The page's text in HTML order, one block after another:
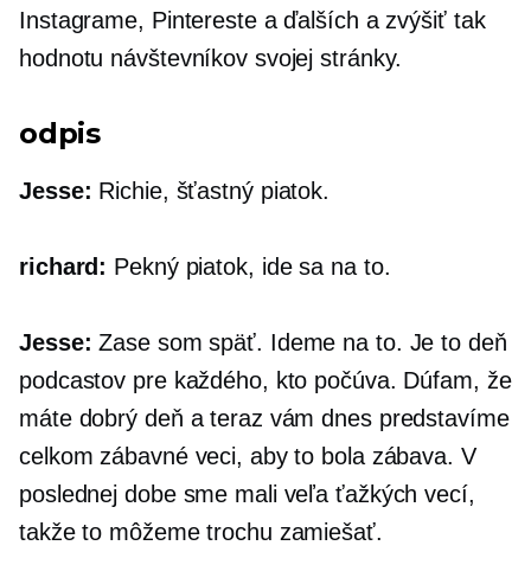
Instagrame, Pintereste a ďalších a zvýšiť tak
hodnotu návštevníkov svojej stránky.
odpis
Jesse: Richie, šťastný piatok.
richard: Pekný piatok, ide sa na to.
Jesse: Zase som späť. Ideme na to. Je to deň
podcastov pre každého, kto počúva. Dúfam, že
máte dobrý deň a teraz vám dnes predstavíme
celkom zábavné veci, aby to bola zábava. V
poslednej dobe sme mali veľa ťažkých vecí,
takže to môžeme trochu zamiešať.